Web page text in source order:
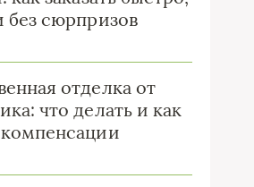
без сюрпризов
отделка от
что делать и как